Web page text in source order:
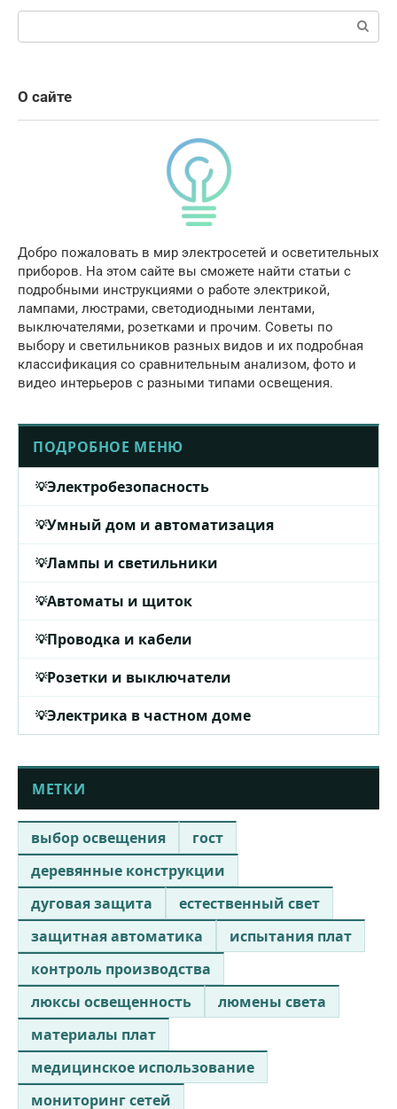
Поиск:
О сайте
Добро пожаловать в мир электросетей и осветительных
приборов. На этом сайте вы сможете найти статьи с
подробными инструкциями о работе электрикой,
лампами, люстрами, светодиодными лентами,
выключателями, розетками и прочим. Советы по
выбору и светильников разных видов и их подробная
классификация со сравнительным анализом, фото и
видео интерьеров с разными типами освещения.
ПОДРОБНОЕ МЕНЮ
Электробезопасность
Умный дом и автоматизация
Лампы и светильники
Автоматы и щиток
Проводка и кабели
Розетки и выключатели
Электрика в частном доме
МЕТКИ
выбор освещения
гост
деревянные конструкции
дуговая защита
естественный свет
защитная автоматика
испытания плат
контроль производства
люксы освещенность
люмены света
материалы плат
медицинское использование
мониторинг сетей